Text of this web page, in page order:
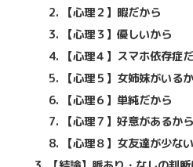
【心理２】暇だから
【心理３】優しいから
【心理４】スマホ依存症
【心理５】女姉妹がいる
【心理６】単純だから
【心理７】好意があるから
【心理８】女友達が少な